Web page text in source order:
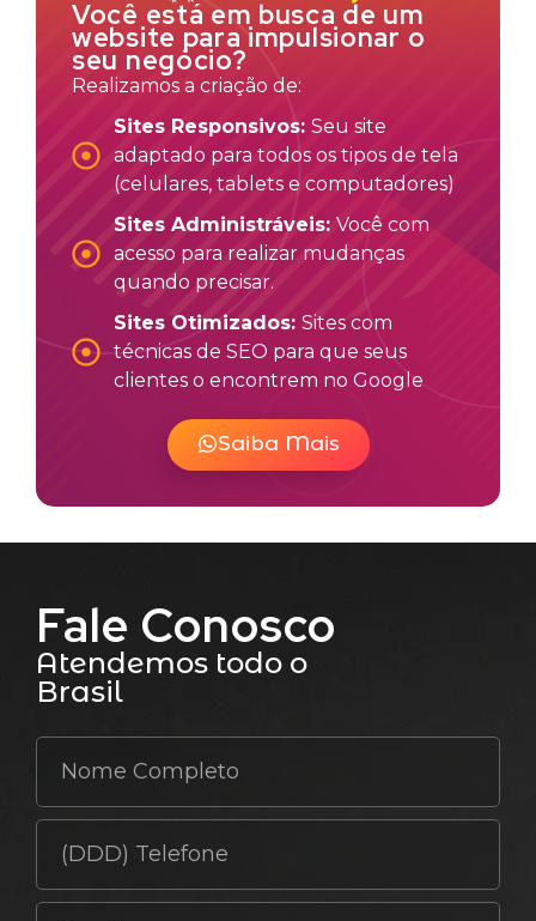
Você está em busca de um
website para impulsionar o
seu negócio?
Realizamos a criação de:
Sites Responsivos: Seu site
adaptado para todos os tipos de tela
(celulares, tablets e computadores)
Sites Administráveis: Você com
acesso para realizar mudanças
quando precisar.
Sites Otimizados: Sites com
técnicas de SEO para que seus
clientes o encontrem no Google
Saiba Mais
Fale Conosco
Atendemos todo o
Brasil